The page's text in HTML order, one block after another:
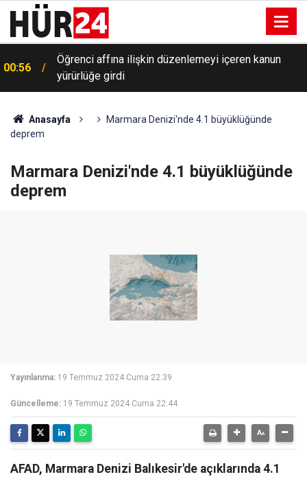
00:56
Öğrenci affına ilişkin düzenlemeyi içeren kanun
yürürlüğe girdi
Anasayfa
Marmara Denizi'nde 4.1 büyüklüğünde
deprem
Marmara Denizi'nde 4.1 büyüklüğünde
deprem
Yayınlanma: 19 Temmuz 2024 Cuma 22:39
Güncelleme: 19 Temmuz 2024 Cuma 22:44
AFAD, Marmara Denizi Balıkesir'de açıklarında 4.1